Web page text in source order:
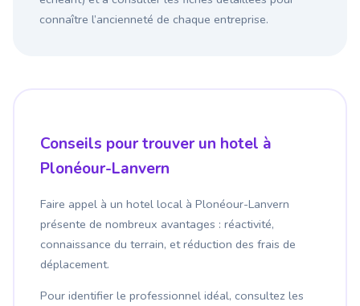
connaître l’ancienneté de chaque entreprise.
Conseils pour trouver un hotel à
Plonéour-Lanvern
Faire appel à un hotel local à Plonéour-Lanvern
présente de nombreux avantages : réactivité,
connaissance du terrain, et réduction des frais de
déplacement.
Pour identifier le professionnel idéal, consultez les